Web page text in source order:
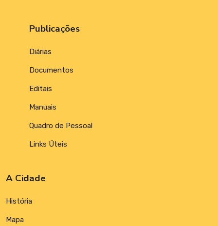
Publicações
Diárias
Documentos
Editais
Manuais
Quadro de Pessoal
Links Úteis
A Cidade
História
Mapa